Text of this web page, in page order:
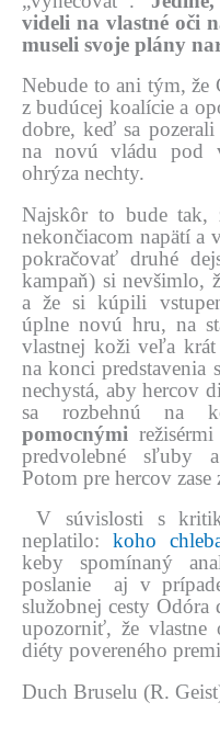
videli na vlastné oči
museli svoje plány
Nebude to ani tým,
z budúcej koalície a
dobre, keď sa
na novú vládu pod
ohrýza nechty.
Najskôr to bude tak,
nekončiacom napätí a
pokračovať druhé
kampaň) si nevšimlo,
a že si kúpili
úplne novú hru, na
vlastnej koži veľa
na konci predstavenia
nechystá, aby hercov
sa rozbehnúna
pomocnými
predvolebné sľuby
Potom pre hercov zase
V súvislosti s
neplatilo: koho
keby spomínaný
poslanie aj v
služobnej cesty
upozorniť, že vlastne
diéty povereného
Duch Bruselu (R.